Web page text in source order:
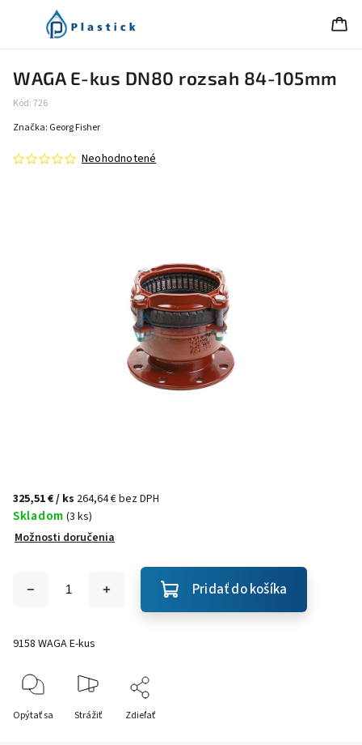
WAGA E-kus DN80 rozsah 84-105mm
Kód:726
Neohodnotené
Značka: Georg Fisher
325,51 €/ ks 264,64 € bez DPH
Skladom (3 ks)
Možnosti doručenia
Pridať do košíka
9158 WAGA E-kus
Opýtať sa Strážiť Zdieľať